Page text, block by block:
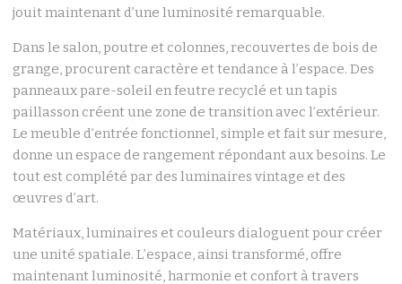
jouit maintenant d’une luminosité remarquable.
Dans le salon, poutre et colonnes, recouvertes de bois de
grange, procurent caractère et tendance à l’espace. Des
panneaux pare-soleil en feutre recyclé et un tapis
paillasson créent une zone de transition avec l’extérieur.
Le meuble d’entrée fonctionnel, simple et fait sur mesure,
donne un espace de rangement répondant aux besoins. Le
tout est complété par des luminaires vintage et des
œuvres d’art.
Matériaux, luminaires et couleurs dialoguent pour créer
une unité spatiale. L’espace, ainsi transformé, offre
maintenant luminosité, harmonie et confort à travers